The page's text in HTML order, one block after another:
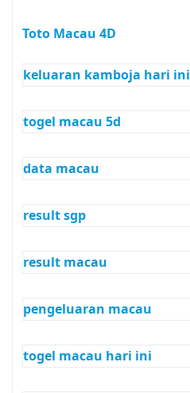
Toto Macau 4D
keluaran kamboja hari ini
togel macau 5d
data macau
result sgp
result macau
pengeluaran macau
togel macau hari ini